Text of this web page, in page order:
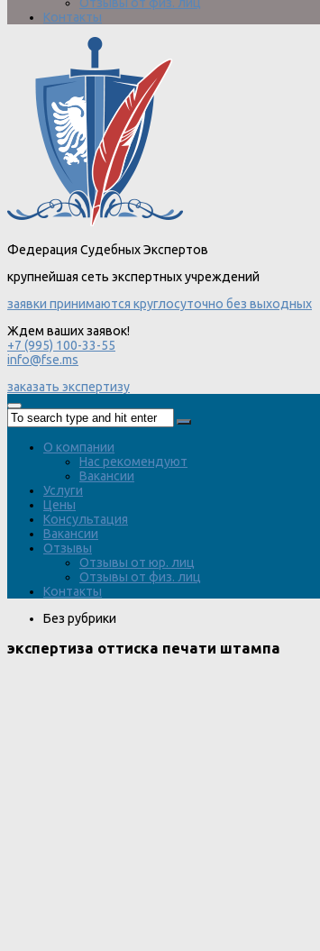
Отзывы от физ. лиц
Контакты
Федерация Судебных Экспертов
крупнейшая сеть экспертных учреждений
заявки принимаются круглосуточно без выходных
Ждем ваших заявок!
+7 (995) 100-33-55
info@fse.ms
заказать экспертизу
О компании
Нас рекомендуют
Вакансии
Услуги
Цены
Консультация
Вакансии
Отзывы
Отзывы от юр. лиц
Отзывы от физ. лиц
Контакты
Без рубрики
экспертиза оттиска печати штампа